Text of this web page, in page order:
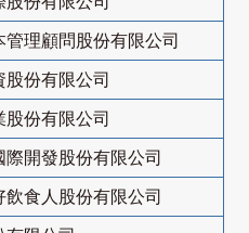
管理顧問股份有限公司
股份有限公司
股份有限公司
際開發股份有限公司
飲食人股份有限公司